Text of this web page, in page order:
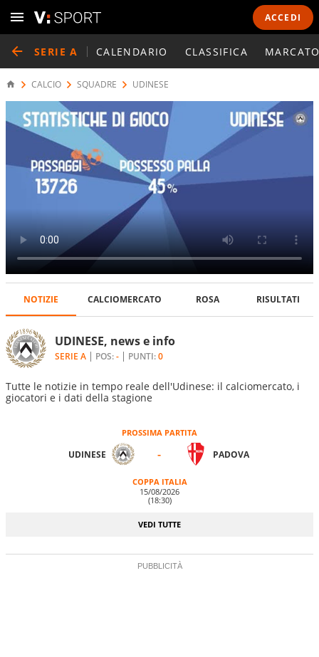
ACCEDI
SERIE A CALENDARIO CLASSIFICA
CALCIO SQUADRE UDINESE
UDINESE, news e info
Tutte le notizie in tempo reale dell'Udinese: il calciomercato, i
giocatori e i dati della stagione
SERIE A POS:- PUNTI:0
NOTIZIE CALCIOMERCATO ROSA RISULTATI
PROSSIMA PARTITA
UDINESE - PADOVA
COPPA ITALIA
15/08/2026
(18:30)
VEDI TUTTE